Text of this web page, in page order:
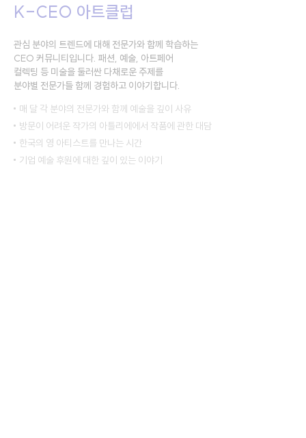
K-CEO 아트클럽
관심 분야의 트렌드에 대해 전문가와 함께 학습하는
CEO 커뮤니티입니다. 패션, 예술, 아트페어
컬렉팅 등 미술을 둘러싼 다채로운 주제를
분야별 전문가들 함께 경험하고 이야기합니다.
매 달 각 분야의 전문가와 함께 예술을 깊이 사유
방문이 어려운 작가의 아틀리에에서 작품에 관한 대담
한국의 영 아티스트를 만나는 시간
기업 예술 후원에 대한 깊이 있는 이야기